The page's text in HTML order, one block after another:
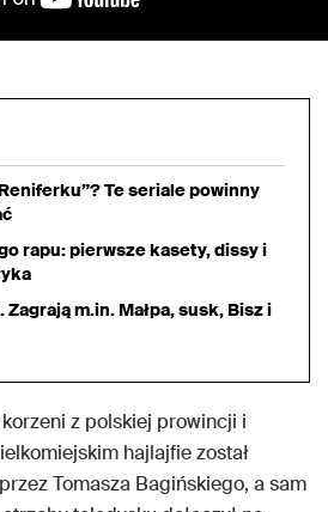
Te seriale powinny
rapu: pierwsze kasety, dissy i
m.in. Małpa, susk, Bisz i
z polskiej prowincji i
hajlajfie został
Tomasza Bagińskiego, a sam